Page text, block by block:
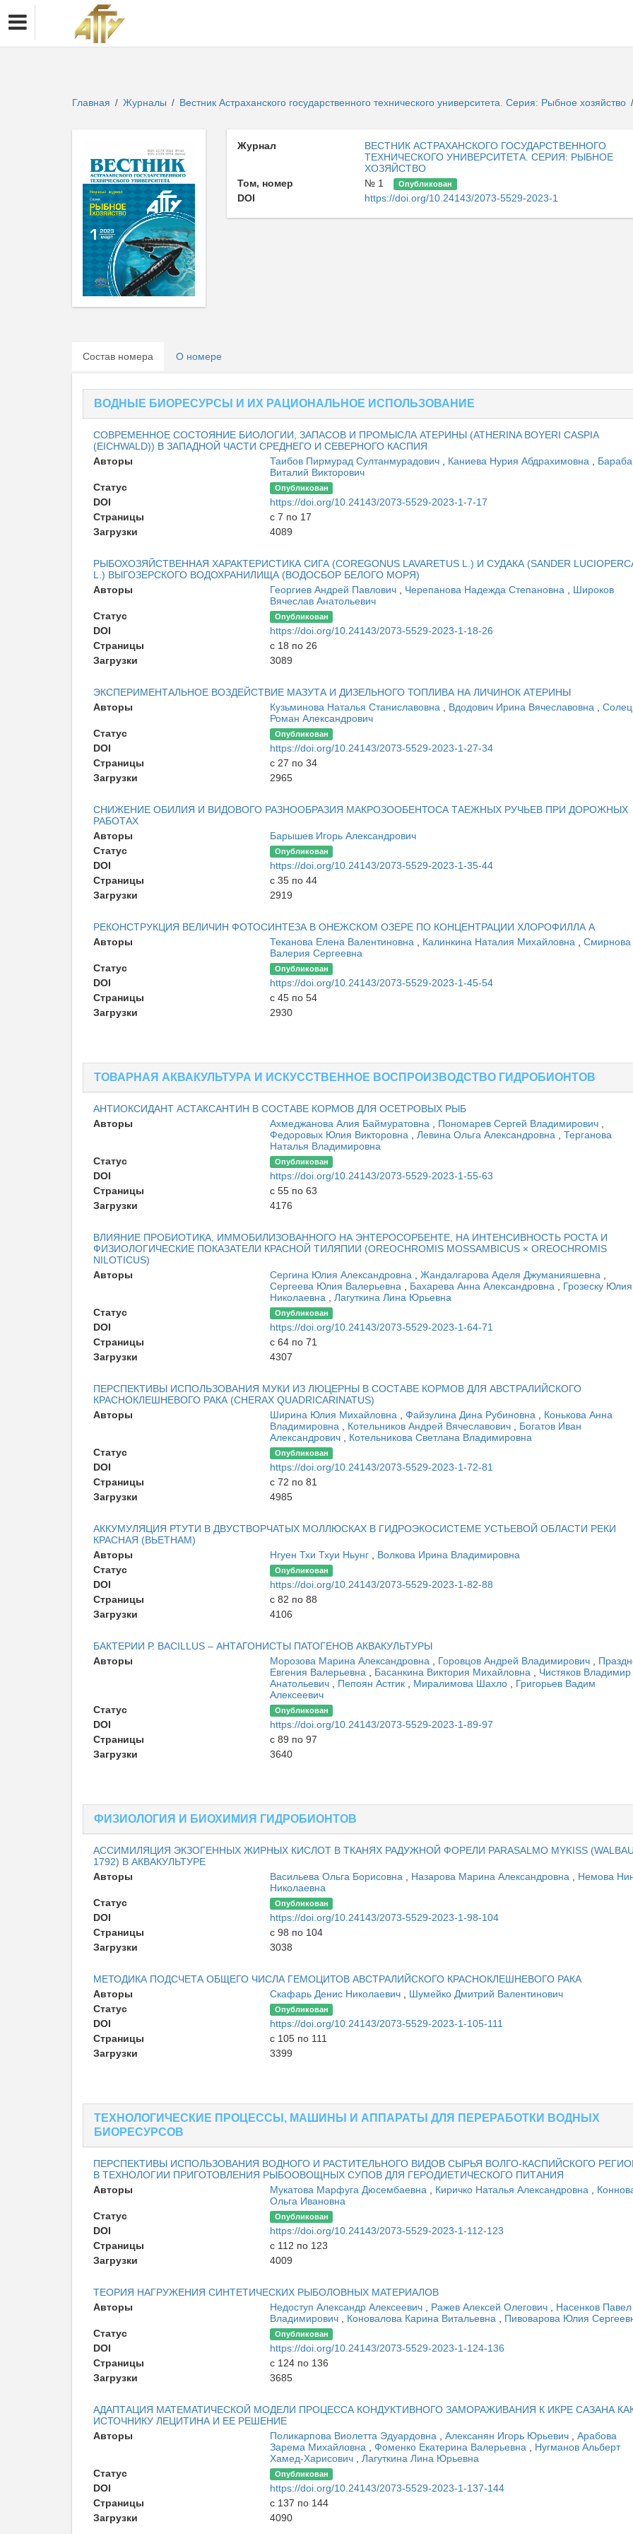
Главная / Журналы / Вестник Астраханского государственного технического университета. Серия: Рыбное хозяйство /
Журнал
ВЕСТНИК АСТРАХАНСКОГО ГОСУДАРСТВЕННОГО
ТЕХНИЧЕСКОГО УНИВЕРСИТЕТА. СЕРИЯ: РЫБНОЕ
ХОЗЯЙСТВО
Том, номер
№ 1 Опубликован
DOI https://doi.org/10.24143/2073-5529-2023-1
Состав номера О номере
ВОДНЫЕ БИОРЕСУРСЫ И ИХ РАЦИОНАЛЬНОЕ ИСПОЛЬЗОВАНИЕ
СОВРЕМЕННОЕ СОСТОЯНИЕ БИОЛОГИИ, ЗАПАСОВ И ПРОМЫСЛА АТЕРИНЫ (ATHERINA BOYERI CASPIA
(EICHWALD)) В ЗАПАДНОЙ ЧАСТИ СРЕДНЕГО И СЕВЕРНОГО КАСПИЯ
Авторы
Таибов Пирмурад Султанмурадович Каниева Нурия Абдрахимовна
Виталий Викторович
Статус
Опубликован
DOI
https://doi.org/10.24143/2073-5529-2023-1-7-17
Страницы
с 7 по 17
Загрузки
4089
РЫБОХОЗЯЙСТВЕННАЯ ХАРАКТЕРИСТИКА СИГА (COREGONUS LAVARETUS L.) И СУДАКА (SANDER
L.) ВЫГОЗЕРСКОГО ВОДОХРАНИЛИЩА (ВОДОСБОР БЕЛОГО МОРЯ)
Авторы
Георгиев Андрей Павлович Черепанова Надежда Степановна
Широков
Вячеслав Анатольевич
Статус
Опубликован
DOI
https://doi.org/10.24143/2073-5529-2023-1-18-26
Страницы
с 18 по 26
Загрузки
3089
ЭКСПЕРИМЕНТАЛЬНОЕ ВОЗДЕЙСТВИЕ МАЗУТА И ДИЗЕЛЬНОГО ТОПЛИВА НА ЛИЧИНОК АТЕРИНЫ
Авторы
Кузьминова Наталья Станиславовна Вдодович Ирина Вячеславовна
Роман Александрович
Статус
Опубликован
DOI
https://doi.org/10.24143/2073-5529-2023-1-27-34
Страницы
с 27 по 34
Загрузки
2965
СНИЖЕНИЕ ОБИЛИЯ И ВИДОВОГО РАЗНООБРАЗИЯ МАКРОЗООБЕНТОСА ТАЕЖНЫХ РУЧЬЕВ ПРИ ДОРОЖНЫХ
РАБОТАХ
Авторы
Барышев Игорь Александрович
Статус
Опубликован
DOI
https://doi.org/10.24143/2073-5529-2023-1-35-44
Страницы
с 35 по 44
Загрузки
2919
РЕКОНСТРУКЦИЯ ВЕЛИЧИН ФОТОСИНТЕЗА В ОНЕЖСКОМ ОЗЕРЕ ПО КОНЦЕНТРАЦИИ ХЛОРОФИЛЛА А
Авторы
Теканова Елена Валентиновна Калинкина Наталия Михайловна
Смирнова
Валерия Сергеевна
Статус
Опубликован
DOI
https://doi.org/10.24143/2073-5529-2023-1-45-54
Страницы
с 45 по 54
Загрузки
2930
ТОВАРНАЯ АКВАКУЛЬТУРА И ИСКУССТВЕННОЕ ВОСПРОИЗВОДСТВО ГИДРОБИОНТОВ
АНТИОКСИДАНТ АСТАКСАНТИН В СОСТАВЕ КОРМОВ ДЛЯ ОСЕТРОВЫХ РЫБ
Авторы
Ахмеджанова Алия Баймуратовна Пономарев Сергей Владимирович
Федоровых Юлия Викторовна
Левина Ольга Александровна
Терганова
Наталья Владимировна
Статус
Опубликован
DOI
https://doi.org/10.24143/2073-5529-2023-1-55-63
Страницы
с 55 по 63
Загрузки
4176
ВЛИЯНИЕ ПРОБИОТИКА, ИММОБИЛИЗОВАННОГО НА ЭНТЕРОСОРБЕНТЕ, НА ИНТЕНСИВНОСТЬ РОСТА И
ФИЗИОЛОГИЧЕСКИЕ ПОКАЗАТЕЛИ КРАСНОЙ ТИЛЯПИИ (OREOCHROMIS MOSSAMBICUS × OREOCHROMIS
NILOTICUS)
Авторы
Сергина Юлия Александровна Жандалгарова Аделя Джуманияшевна
Сергеева Юлия Валерьевна
Бахарева Анна Александровна
Грозеску Юлия
Николаевна
Лагуткина Лина Юрьевна
Статус
Опубликован
DOI
https://doi.org/10.24143/2073-5529-2023-1-64-71
Страницы
с 64 по 71
Загрузки
4307
ПЕРСПЕКТИВЫ ИСПОЛЬЗОВАНИЯ МУКИ ИЗ ЛЮЦЕРНЫ В СОСТАВЕ КОРМОВ ДЛЯ АВСТРАЛИЙСКОГО
КРАСНОКЛЕШНЕВОГО РАКА (CHERAX QUADRICARINATUS)
Авторы
Ширина Юлия Михайловна Файзулина Дина Рубиновна
Конькова Анна
Владимировна
Котельников Андрей Вячеславович
Богатов Иван
Александрович
Котельникова Светлана Владимировна
Статус
Опубликован
DOI
https://doi.org/10.24143/2073-5529-2023-1-72-81
Страницы
с 72 по 81
Загрузки
4985
АККУМУЛЯЦИЯ РТУТИ В ДВУСТВОРЧАТЫХ МОЛЛЮСКАХ В ГИДРОЭКОСИСТЕМЕ УСТЬЕВОЙ ОБЛАСТИ РЕКИ
КРАСНАЯ (ВЬЕТНАМ)
Авторы
Нгуен Тхи Тхуи Ньунг
Волкова Ирина Владимировна
Статус
Опубликован
DOI
https://doi.org/10.24143/2073-5529-2023-1-82-88
Страницы
с 82 по 88
Загрузки
4106
БАКТЕРИИ Р. BACILLUS – АНТАГОНИСТЫ ПАТОГЕНОВ АКВАКУЛЬТУРЫ
Авторы
Морозова Марина Александровна Горовцов Андрей Владимирович
Евгения Валерьевна
Басанкина Виктория Михайловна
Чистяков Владимир
Анатольевич
Пепоян Астгик Миралимова Шахло
Григорьев Вадим
Алексеевич
Статус
Опубликован
DOI
https://doi.org/10.24143/2073-5529-2023-1-89-97
Страницы
с 89 по 97
Загрузки
3640
ФИЗИОЛОГИЯ И БИОХИМИЯ ГИДРОБИОНТОВ
АССИМИЛЯЦИЯ ЭКЗОГЕННЫХ ЖИРНЫХ КИСЛОТ В ТКАНЯХ РАДУЖНОЙ ФОРЕЛИ PARASALMO MYKISS
1792) В АКВАКУЛЬТУРЕ
Авторы
Васильева Ольга Борисовна Назарова Марина Александровна
Немова
Николаевна
Статус
Опубликован
DOI
https://doi.org/10.24143/2073-5529-2023-1-98-104
Страницы
с 98 по 104
Загрузки
3038
МЕТОДИКА ПОДСЧЕТА ОБЩЕГО ЧИСЛА ГЕМОЦИТОВ АВСТРАЛИЙСКОГО КРАСНОКЛЕШНЕВОГО РАКА
Авторы
Скафарь Денис Николаевич
Шумейко Дмитрий Валентинович
Статус
Опубликован
DOI
https://doi.org/10.24143/2073-5529-2023-1-105-111
Страницы
с 105 по 111
Загрузки
3399
ТЕХНОЛОГИЧЕСКИЕ ПРОЦЕССЫ, МАШИНЫ И АППАРАТЫ ДЛЯ ПЕРЕРАБОТКИ ВОДНЫХ
БИОРЕСУРСОВ
ПЕРСПЕКТИВЫ ИСПОЛЬЗОВАНИЯ ВОДНОГО И РАСТИТЕЛЬНОГО ВИДОВ СЫРЬЯ ВОЛГО-КАСПИЙСКОГО
В ТЕХНОЛОГИИ ПРИГОТОВЛЕНИЯ РЫБООВОЩНЫХ СУПОВ ДЛЯ ГЕРОДИЕТИЧЕСКОГО ПИТАНИЯ
Авторы
Мукатова Марфуга Дюсембаевна Киричко Наталья Александровна
Ольга Ивановна
Статус
Опубликован
DOI
https://doi.org/10.24143/2073-5529-2023-1-112-123
Страницы
с 112 по 123
Загрузки
4009
ТЕОРИЯ НАГРУЖЕНИЯ СИНТЕТИЧЕСКИХ РЫБОЛОВНЫХ МАТЕРИАЛОВ
Авторы
Недоступ Александр Алексеевич Ражев Алексей Олегович
Насенков Павел
Владимирович
Коновалова Карина Витальевна
Пивоварова Юлия
Статус
Опубликован
DOI
https://doi.org/10.24143/2073-5529-2023-1-124-136
Страницы
с 124 по 136
Загрузки
3685
АДАПТАЦИЯ МАТЕМАТИЧЕСКОЙ МОДЕЛИ ПРОЦЕССА КОНДУКТИВНОГО ЗАМОРАЖИВАНИЯ К ИКРЕ САЗАНА
ИСТОЧНИКУ ЛЕЦИТИНА И ЕЕ РЕШЕНИЕ
Авторы
Поликарпова Виолетта Эдуардовна Алексанян Игорь Юрьевич
Арабова
Зарема Михайловна
Фоменко Екатерина Валерьевна
Нугманов Альберт
Хамед-Харисович
Лагуткина Лина Юрьевна
Статус
Опубликован
DOI
https://doi.org/10.24143/2073-5529-2023-1-137-144
Страницы
с 137 по 144
Загрузки
4090